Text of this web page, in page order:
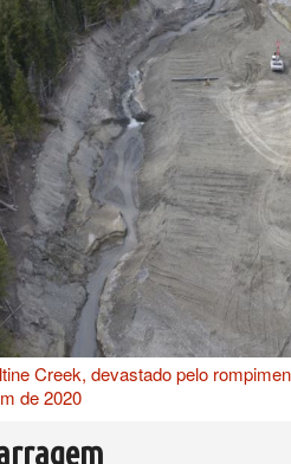
Creek, devastado pelo
de 2020